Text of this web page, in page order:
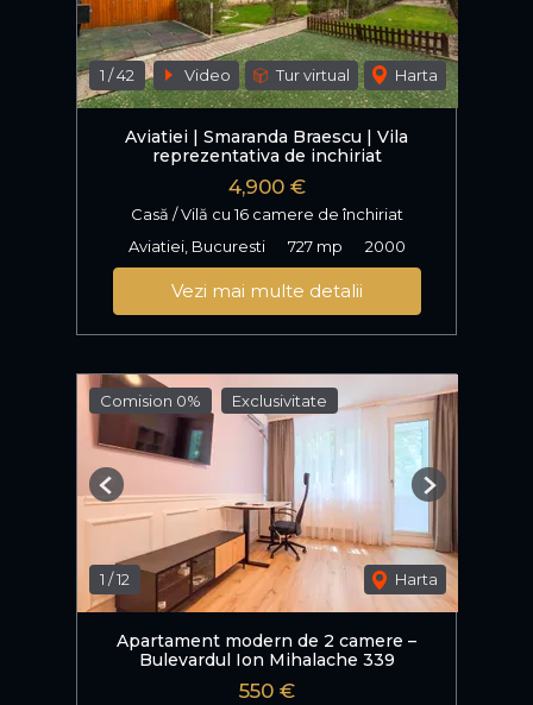
1 /42 Video Tur virtual Harta
Aviatiei | Smaranda Braescu | Vila
reprezentativa de inchiriat
4,900 €
Casă / Vilă cu 16 camere de închiriat
Aviatiei, Bucuresti
727 mp 2000
Vezi mai multe detalii
Comision 0% Exclusivitate
1 /12 Harta
Previous Next
Apartament modern de 2 camere –
Bulevardul Ion Mihalache 339
550 €